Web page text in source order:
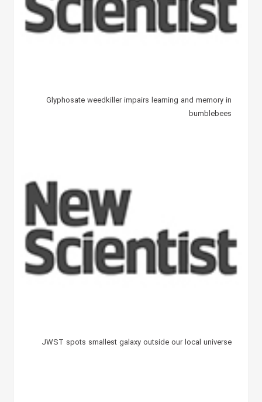
Glyphosate weedkiller impairs learning and memory in
bumblebees
JWST spots smallest galaxy outside our local universe